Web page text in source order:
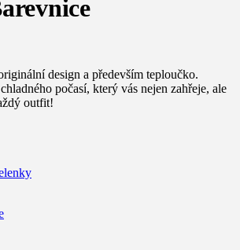
design a především teploučko.
počasí, který vás nejen zahřeje, ale
outfit!